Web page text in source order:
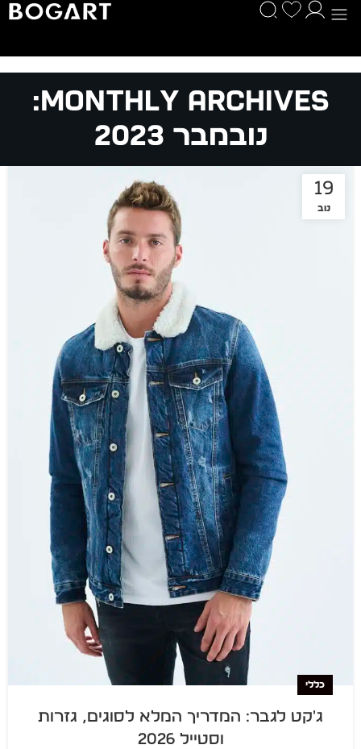
Monthly Archives:
נובמבר 2023
19
נוב
כללי
ג'קט לגבר: המדריך המלא לסוגים, גזרות
וסטייל 2026